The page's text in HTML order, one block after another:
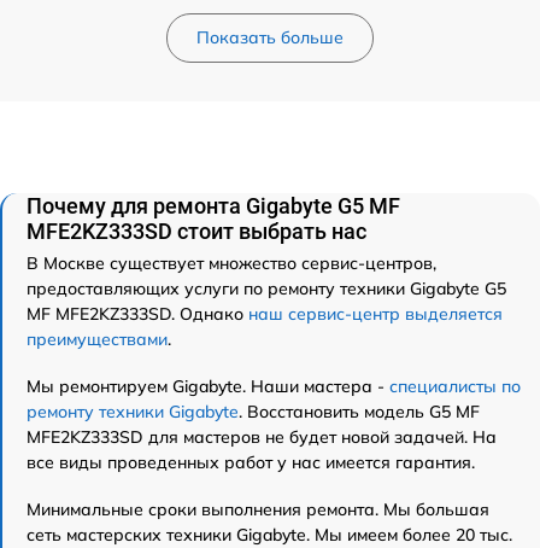
Показать больше
Почему для ремонта Gigabyte G5 MF
MFE2KZ333SD стоит выбрать нас
В Москве существует множество сервис-центров,
предоставляющих услуги по ремонту техники Gigabyte G5
MF MFE2KZ333SD. Однако наш сервис-центр выделяется
преимуществами.
Мы ремонтируем Gigabyte. Наши мастера - специалисты по
ремонту техники Gigabyte. Восстановить модель G5 MF
MFE2KZ333SD для мастеров не будет новой задачей. На
все виды проведенных работ у нас имеется гарантия.
Минимальные сроки выполнения ремонта. Мы большая
сеть мастерских техники Gigabyte. Мы имеем более 20 тыс.